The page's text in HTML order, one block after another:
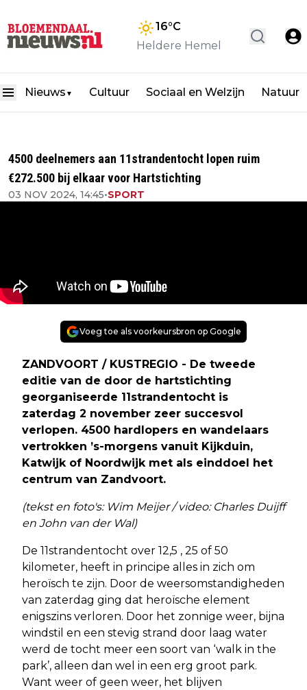
16°C
Heldere Hemel
Nieuws ▼ Cultuur Sociaal en Welzijn Natuur
4500 deelnemers aan 11strandentocht lopen ruim
€272.500 bij elkaar voor Hartstichting
03 NOV 2024, 14:45•SPORT
Voeg toe als voorkeursbron op Google
ZANDVOORT / KUSTREGIO - De tweede
editie van de door de hartstichting
georganiseerde 11strandentocht is
zaterdag 2 november zeer succesvol
verlopen. 4500 hardlopers en wandelaars
vertrokken ’s-morgens vanuit Kijkduin,
Katwijk of Noordwijk met als einddoel het
centrum van Zandvoort.
(tekst en foto's: Wim Meijer / video: Charles Duijff
en John van der Wal)
De 11strandentocht over 12,5 , 25 of 50
kilometer, heeft in principe alles in zich om
heroïsch te zijn. Door de weersomstandigheden
van zaterdag ging dat heroïsche element
enigszins verloren. Door het zonnige weer, bijna
windstil en een stevig strand door laag water
werd de tocht meer een soort van ‘walk in the
park’, alleen dan wel in een erg groot park.
Want weer of geen weer, het blijven